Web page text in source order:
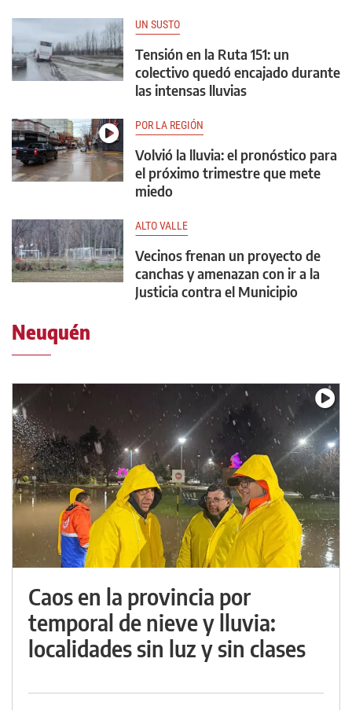
UN SUSTO
Tensión en la Ruta 151: un
colectivo quedó encajado durante
las intensas lluvias
POR LA REGIÓN
Volvió la lluvia: el pronóstico para
el próximo trimestre que mete
miedo
ALTO VALLE
Vecinos frenan un proyecto de
canchas y amenazan con ir a la
Justicia contra el Municipio
Neuquén
Caos en la provincia por
temporal de nieve y lluvia:
localidades sin luz y sin clases